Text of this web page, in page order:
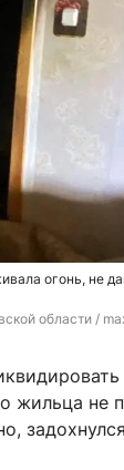
огонь, не
области /
жильца не